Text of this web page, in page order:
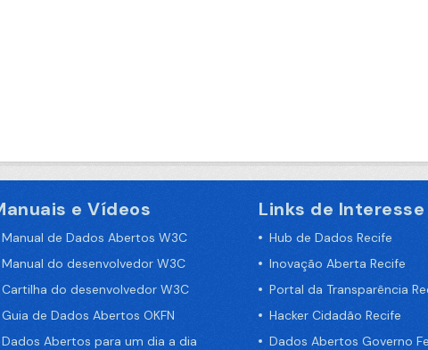
e Vídeos
Manual de Dados Abertos W3C
Manual do desenvolvedor W3C
Cartilha do desenvolvedor W3C
Guia de Dados Abertos OKFN
Dados Abertos para um dia a dia
Links de Interesse
Hub de Dados Recife
Inovação Aberta Recife
Portal da Transparência
Hacker Cidadão Recife
Dados Abertos Governo